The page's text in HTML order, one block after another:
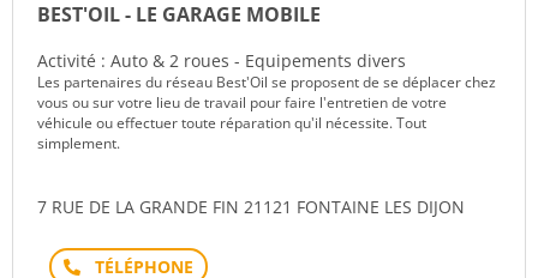
BEST'OIL - LE GARAGE MOBILE
Activité : Auto & 2 roues - Equipements divers
Les partenaires du réseau Best'Oil se proposent de se déplacer chez
vous ou sur votre lieu de travail pour faire l'entretien de votre
véhicule ou effectuer toute réparation qu'il nécessite. Tout
simplement.
7 RUE DE LA GRANDE FIN 21121 FONTAINE LES DIJON
Téléphone